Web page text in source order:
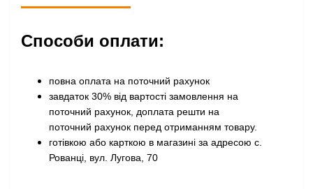
Способи оплати:
повна оплата на поточний рахунок
завдаток 30% від вартості замовлення на
поточний рахунок, доплата решти на
поточний рахунок перед отриманням товару.
готівкою або карткою в магазині за адресою с.
Рованці, вул. Лугова, 70